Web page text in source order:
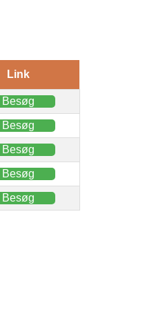
Link
Besøg
Besøg
Besøg
Besøg
Besøg